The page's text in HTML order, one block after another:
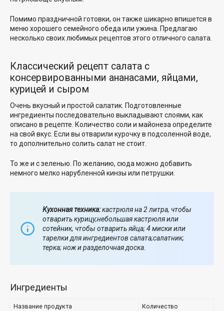
Помимо праздничной готовки, он также шикарно впишется в
меню хорошего семейного обеда или ужина. Предлагаю
несколько своих любимых рецептов этого отличного салата.
Классический рецепт салата с
консервированными ананасами, яйцами,
курицей и сыром
Очень вкусный и простой салатик. Подготовленные
ингредиенты последовательно выкладывают слоями, как
описано в рецепте. Количество соли и майонеза определите
на свой вкус. Если вы отварили курочку в подсоленной воде,
то дополнительно солить салат не стоит.
То же и с зеленью. По желанию, сюда можно добавить
немного мелко нарубленной кинзы или петрушки.
Кухонная техника:кастрюля на 2 литра, чтобы
отварить курицу;небольшая кастрюля или
сотейник, чтобы отварить яйца; 4 миски или
тарелки для ингредиентов салата;салатник;
терка; нож и разделочная доска.
Ингредиенты
Название продукта
Количество